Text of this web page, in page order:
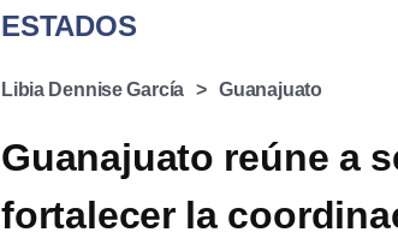
ESTADOS
Libia Dennise García Guanajuato
Guanajuato reúne a
fortalecer la